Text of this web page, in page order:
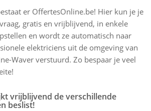
er OffertesOnline.be! Hier kun je je
gratis en vrijblijvend, in enkele
en wordt ze automatisch naar
elektriciens uit de omgeving van
Waver verstuurd. Zo bespaar je veel
vrijblijvend de verschillende
beslist!